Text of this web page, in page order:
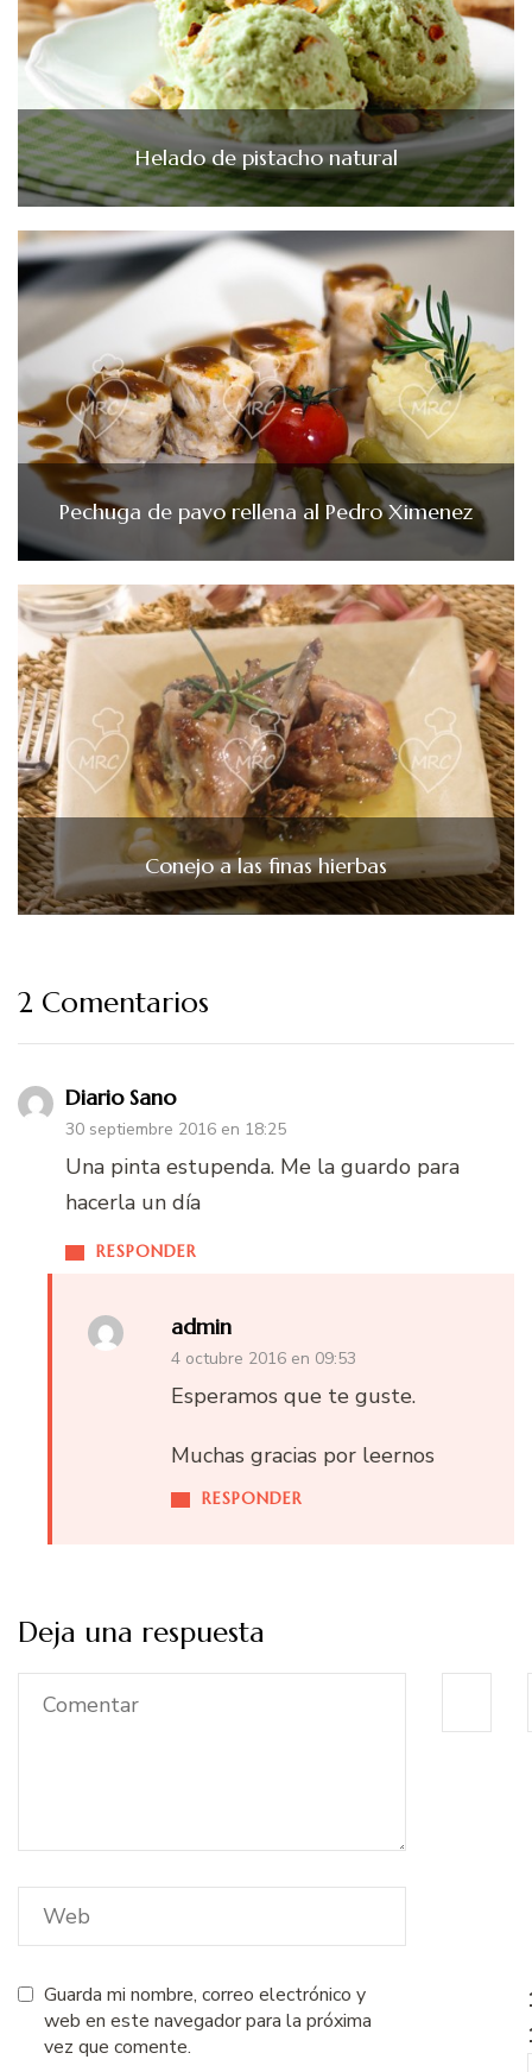
Helado de pistacho natural
Pechuga de pavo rellena al Pedro Ximenez
Conejo a las finas hierbas
2 Comentarios
Diario Sano
30 septiembre 2016 en 18:25
RESPONDER
Una pinta estupenda. Me la guardo para
hacerla un día
admin
4 octubre 2016 en 09:53
RESPONDER
Esperamos que te guste.
Muchas gracias por leernos
Deja una respuesta
Guarda mi nombre, correo electrónico y
web en este navegador para la próxima
vez que comente.